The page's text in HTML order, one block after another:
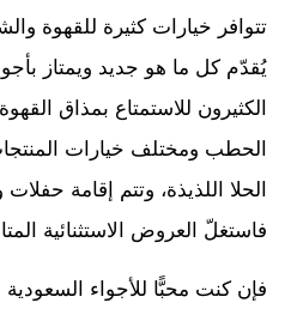
تتوافر خيارات كثيرة للقهوة
يُقدّم كل ما هو جديد ويمتاز
الكثيرون للاستمتاع بمذاق
الحطب ومختلف خيارات
الحلا اللذيذة، وتتم إقامة
فاستغلّ العروض الاستثنائية
فإن كنت محبًّا للأجواء